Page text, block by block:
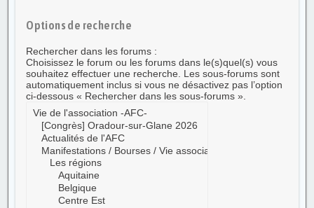
Options de recherche
Rechercher dans les forums :
Choisissez le forum ou les forums dans le(s)quel(s) vous
souhaitez effectuer une recherche. Les sous-forums sont
automatiquement inclus si vous ne désactivez pas l’option
ci-dessous « Rechercher dans les sous-forums ».